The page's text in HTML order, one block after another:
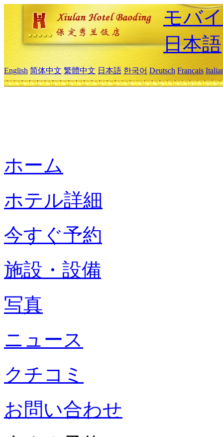
モバ
日本語
English 简体中文 繁體中文 日本語 한국어 Deutsch Français
ホーム
ホテル詳細
今すぐ予約
施設・設備
写真
ニュース
クチコミ
お問い合わせ